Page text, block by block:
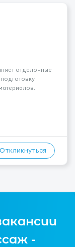
отделочные
только для
Откликнуться
-